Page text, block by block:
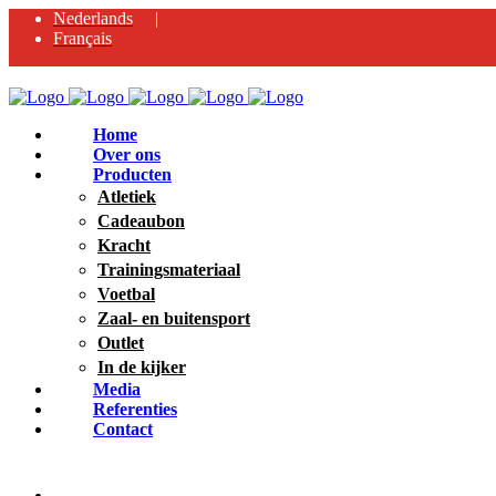
Nederlands
Français
Home
Over ons
Producten
Atletiek
Cadeaubon
Kracht
Trainingsmateriaal
Voetbal
Zaal- en buitensport
Outlet
In de kijker
Media
Referenties
Contact